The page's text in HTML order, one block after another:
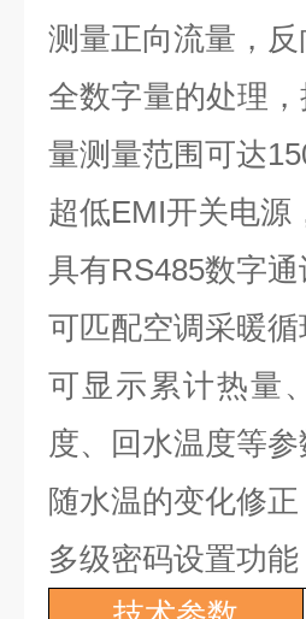
测量正向流量，
全数字量的处理
量测量范围可达
超低EMI开关电源
具有RS485数字通
可匹配空调采暖
可显示累计热量
度、回水温度等参
随水温的变化修
多级密码设置功